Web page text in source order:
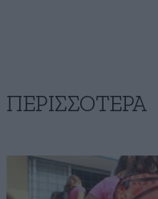
ΠΕΡΙΣΣΟΤΕΡΑ